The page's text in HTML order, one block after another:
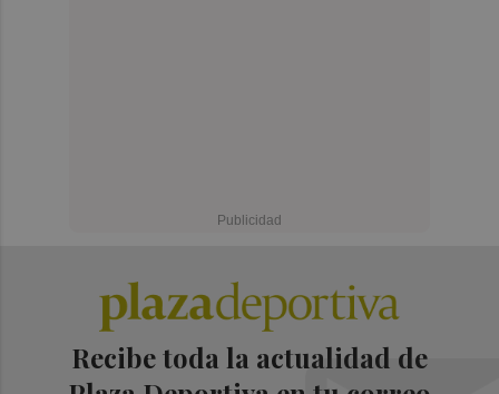
Recibe toda la actualidad de